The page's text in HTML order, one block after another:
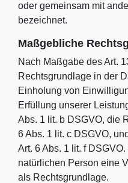
oder gemeinsam mit
bezeichnet.
Maßgebliche
Nach Maßgabe des Art.
Rechtsgrundlage in der
Einholung von
Erfüllung unserer
Abs. 1 lit. b DSGVO, die
6 Abs. 1 lit. c DSGVO,
Art. 6 Abs. 1 lit. f
natürlichen Person eine
als Rechtsgrundlage.